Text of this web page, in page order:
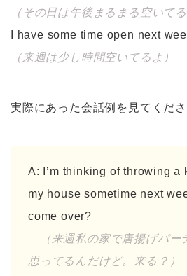
（その日は午後まるまる空いてる
I have some time open next
（来週は少し時間空いてるよ）
実際にあった会話例を見てくださ
A: I’m thinking of throwing a
my house sometime next
come over?
（来週私の家で唐揚げパー
思ってるんだけど。来る？）